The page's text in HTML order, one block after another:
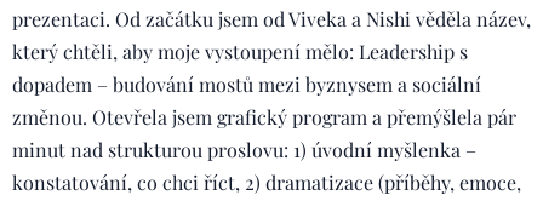
prezentaci. Od začátku jsem od Viveka a Nishi věděla název,
který chtěli, aby moje vystoupení mělo: Leadership s
dopadem – budování mostů mezi byznysem a sociální
změnou. Otevřela jsem grafický program a přemýšlela pár
minut nad strukturou proslovu: 1) úvodní myšlenka –
konstatování, co chci říct, 2) dramatizace (příběhy, emoce,